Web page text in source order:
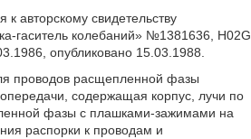
авторскому свидетельству
гаситель колебаний» №1381636, H02G
опубликовано 15.03.1988.
проводов расщепленной фазы
содержащая корпус, лучи по
фазы с плашками-зажимами на
распорки к проводам и